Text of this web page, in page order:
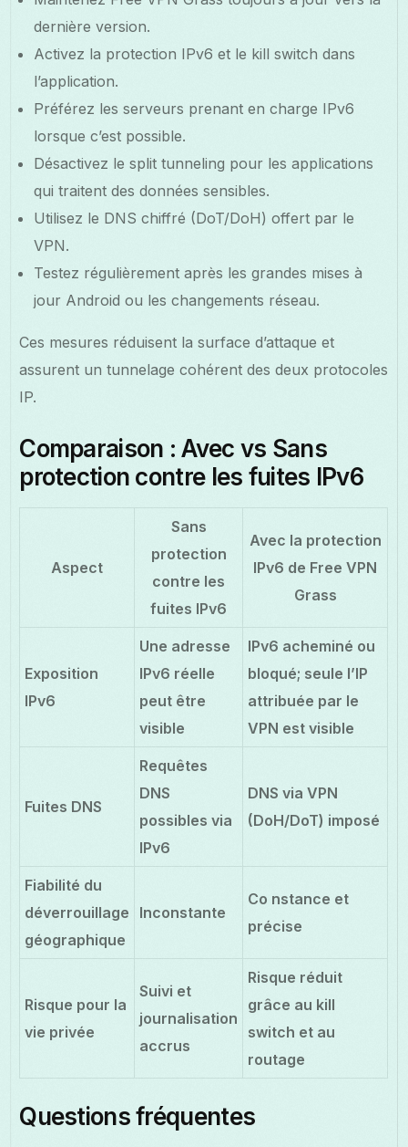
dernière version.
Activez la protection IPv6 et le kill switch dans
l’application.
Préférez les serveurs prenant en charge IPv6
lorsque c’est possible.
Désactivez le split tunneling pour les applications
qui traitent des données sensibles.
Utilisez le DNS chiffré (DoT/DoH) offert par le
VPN.
Testez régulièrement après les grandes mises à
jour Android ou les changements réseau.
Ces mesures réduisent la surface d’attaque et
assurent un tunnelage cohérent des deux protocoles
IP.
Comparaison : Avec vs Sans
protection contre les fuites IPv6
Aspect
Sans
protection
contre les
fuites IPv6
Avec la protection
IPv6 de Free VPN
Grass
Exposition
IPv6
Une adresse
IPv6 réelle
peut être
visible
IPv6 acheminé ou
bloqué; seule l’IP
attribuée par le
VPN est visible
Fuites DNS
Requêtes
DNS
possibles via
IPv6
DNS via VPN
(DoH/DoT) imposé
Fiabilité du
déverrouillage
géographique
Inconstante
Co nstance et
précise
Risque pour la
vie privée
Suivi et
journalisation
accrus
Risque réduit
grâce au kill
switch et au
routage
Questions fréquentes